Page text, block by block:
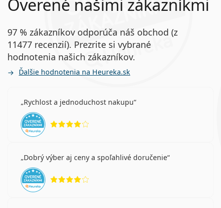
Iné jednodenné multifokálne
kontaktné šošovky
Biotrue ONEday for Presbyopia
MyDay daily disposable Multifocal
Proclear 1 Day Multifocal
Súvisiace články z nášho blogu
Ako rozumieť predpisu na šošovky - dôležité
parametre!
Zvykanie si na kontaktné šošovky: ako dlho to trvá?
Ako sa starať o kontaktné šošovky
Overené našimi zákazníkmi
97 % zákazníkov odporúča náš obchod (z
11477 recenzií). Prezrite si vybrané
hodnotenia našich zákazníkov.
Ďalšie hodnotenia na Heureka.sk
Rychlost a jednoduchost nakupu
Dobrý výber aj ceny a spoľahlivé doručenie